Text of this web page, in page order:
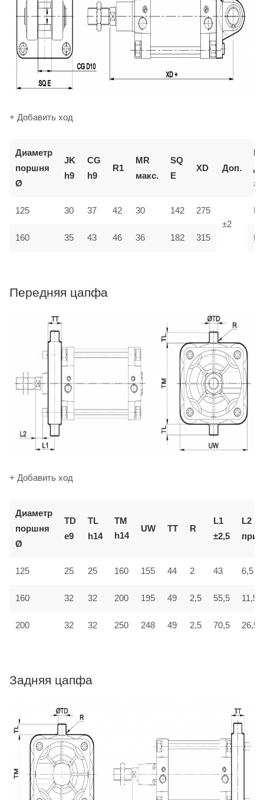
+ Добавить ход
Диаметр
поршня
Ø
JK
h9
CG
h9
R1
MR
макс.
SQ
E
XD Доп.
125 30 37 42 30 142
275
±2
160 35 43 46 36 182 315
Передняя цапфа
+ Добавить ход
Диаметр
поршня
Ø
TD
e9
TL
h14
TM
h14
UW TT R
L1
±2,5
L2
125 25 25 160 155 44 2 43 6,5
160 32 32 200 195 49 2,5 55,5 11,5
200 32 32 250 248 49 2,5 70,5 26,5
Задняя цапфа